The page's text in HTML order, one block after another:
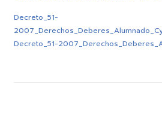
Decreto_51-
Decreto_51-